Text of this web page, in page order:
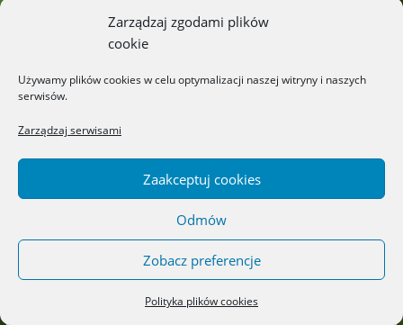
Zarządzaj zgodami plików
cookie
Używamy plików cookies w celu optymalizacji naszej witryny i naszych
serwisów.
Zarządzaj serwisami
Zaakceptuj cookies
Odmów
Zobacz preferencje
Polityka plików cookies
20/07/2026
Możliwość komentowania
została wyłączona
„Zielniczek” – Wydawnictwo
„Titek poznaje przedszkole” –
17/07/2026
Szanecka – Żołdak